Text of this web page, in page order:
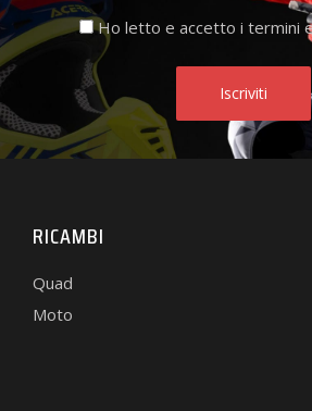
Ho letto e accetto i termini
RICAMBI
Quad
Moto